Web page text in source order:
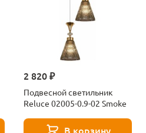
2 820 ₽
Подвесной светильник
Reluce 02005-0.9-02 Smoke
В корзину